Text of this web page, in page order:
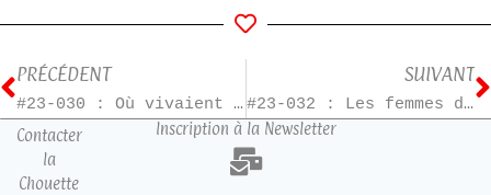
PRÉCÉDENT
#23-030 : Où vivaient les gens heureux
SUIVANT
#23-032 : Les femmes du bout du monde
Contacter
la
Chouette
Inscription à la Newsletter